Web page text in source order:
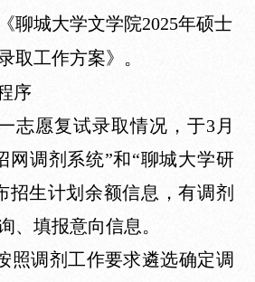
聊城大学文学院2025年硕士
取工作方案》。
序
志愿复试录取情况，于3月
网调剂系统”和“聊城大学研
招生计划余额信息，有调剂
、填报意向信息。
照调剂工作要求遴选确定调